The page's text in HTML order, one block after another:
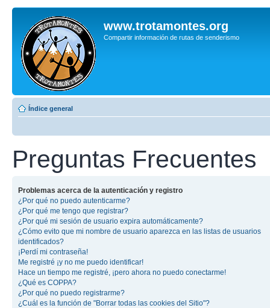
www.trotamontes.org
Compartir información de rutas de senderismo
Índice general
Preguntas Frecuentes
Problemas acerca de la autenticación y registro
¿Por qué no puedo autenticarme?
¿Por qué me tengo que registrar?
¿Por qué mi sesión de usuario expira automáticamente?
¿Cómo evito que mi nombre de usuario aparezca en las listas de usuarios
identificados?
¡Perdí mi contraseña!
Me registré ¡y no me puedo identificar!
Hace un tiempo me registré, ¡pero ahora no puedo conectarme!
¿Qué es COPPA?
¿Por qué no puedo registrarme?
¿Cuál es la función de "Borrar todas las cookies del Sitio"?